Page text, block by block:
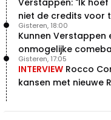
niet de credits voor
Kunnen Verstappen
onmogelijke
bewerkstelligen?
Gisteren, 18:00
INTERVIEW Rocco
kansen met nieuwe
Gisteren, 17:05